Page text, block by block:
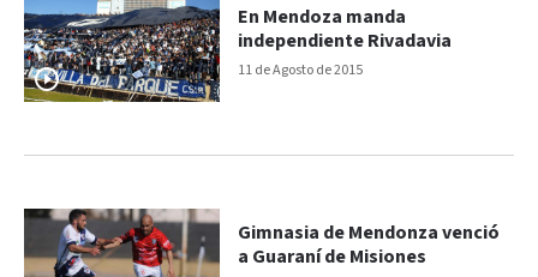
11 de Agosto de 2015
En Mendoza manda
independiente Rivadavia
Gimnasia de Mendonza venció
a Guaraní de Misiones